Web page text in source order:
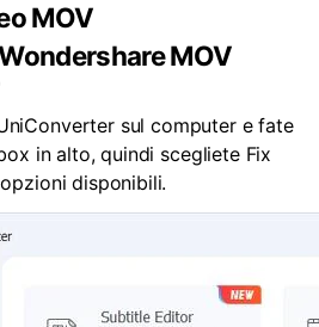
MOV
MOV
sul computer e fate
in alto, quindi scegliete Fix
disponibili.